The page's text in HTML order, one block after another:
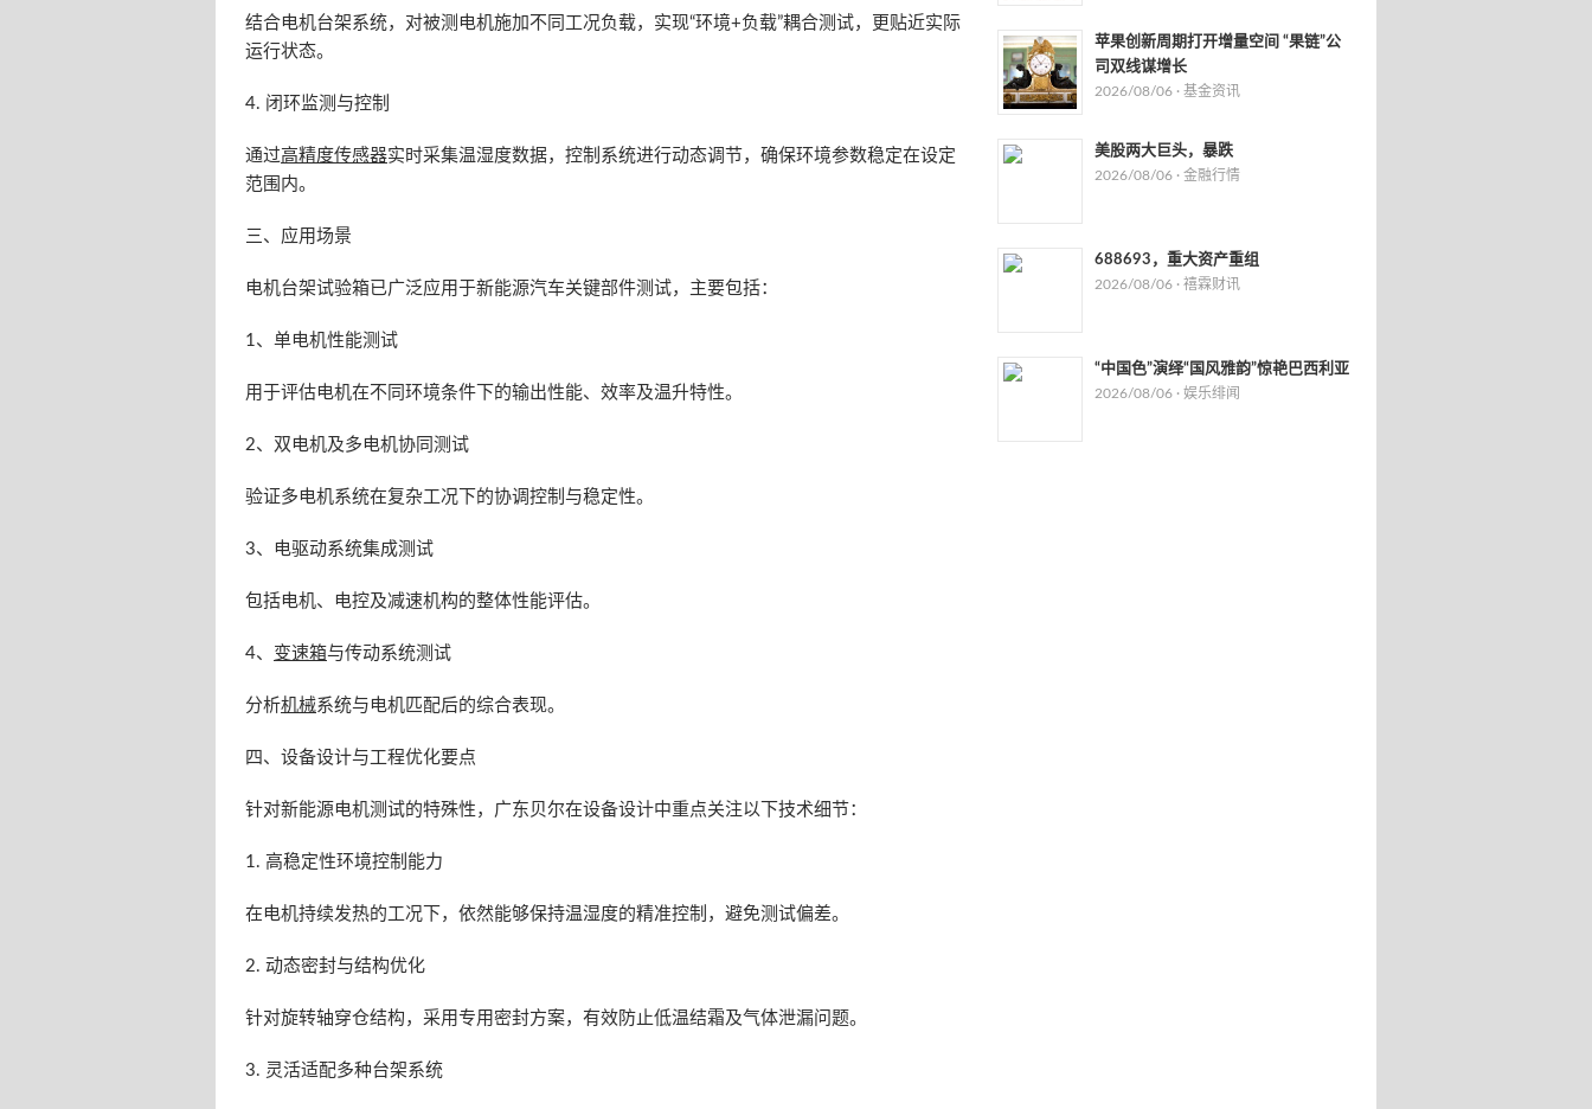
结合电机台架系统，对被测电机施加不同工况负载，实现“环境+负载”耦合测试，更贴近实际
运行状态。
4. 闭环监测与控制
通过高精度传感器实时采集温湿度数据，控制系统进行动态调节，确保环境参数稳定在设定
范围内。
三、应用场景
电机台架试验箱已广泛应用于新能源汽车关键部件测试，主要包括：
1、单电机性能测试
用于评估电机在不同环境条件下的输出性能、效率及温升特性。
2、双电机及多电机协同测试
验证多电机系统在复杂工况下的协调控制与稳定性。
3、电驱动系统集成测试
包括电机、电控及减速机构的整体性能评估。
4、 变速箱与传动系统测试
分析机械系统与电机匹配后的综合表现。
四、设备设计与工程优化要点
针对新能源电机测试的特殊性，广东贝尔在设备设计中重点关注以下技术细节：
1. 高稳定性环境控制能力
在电机持续发热的工况下，依然能够保持温湿度的精准控制，避免测试偏差。
2. 动态密封与结构优化
针对旋转轴穿仓结构，采用专用密封方案，有效防止低温结霜及气体泄漏问题。
3. 灵活适配多种台架系统
苹果创新周期打开增量空间 “果链”公
司双线谋增长
2026/08/06 · 基金资讯
美股两大巨头，暴跌
2026/08/06 · 金融行情
688693，重大资产重组
2026/08/06 · 禧霖财讯
“中国色”演绎“国风雅韵”惊艳巴西利亚
2026/08/06 · 娱乐绯闻